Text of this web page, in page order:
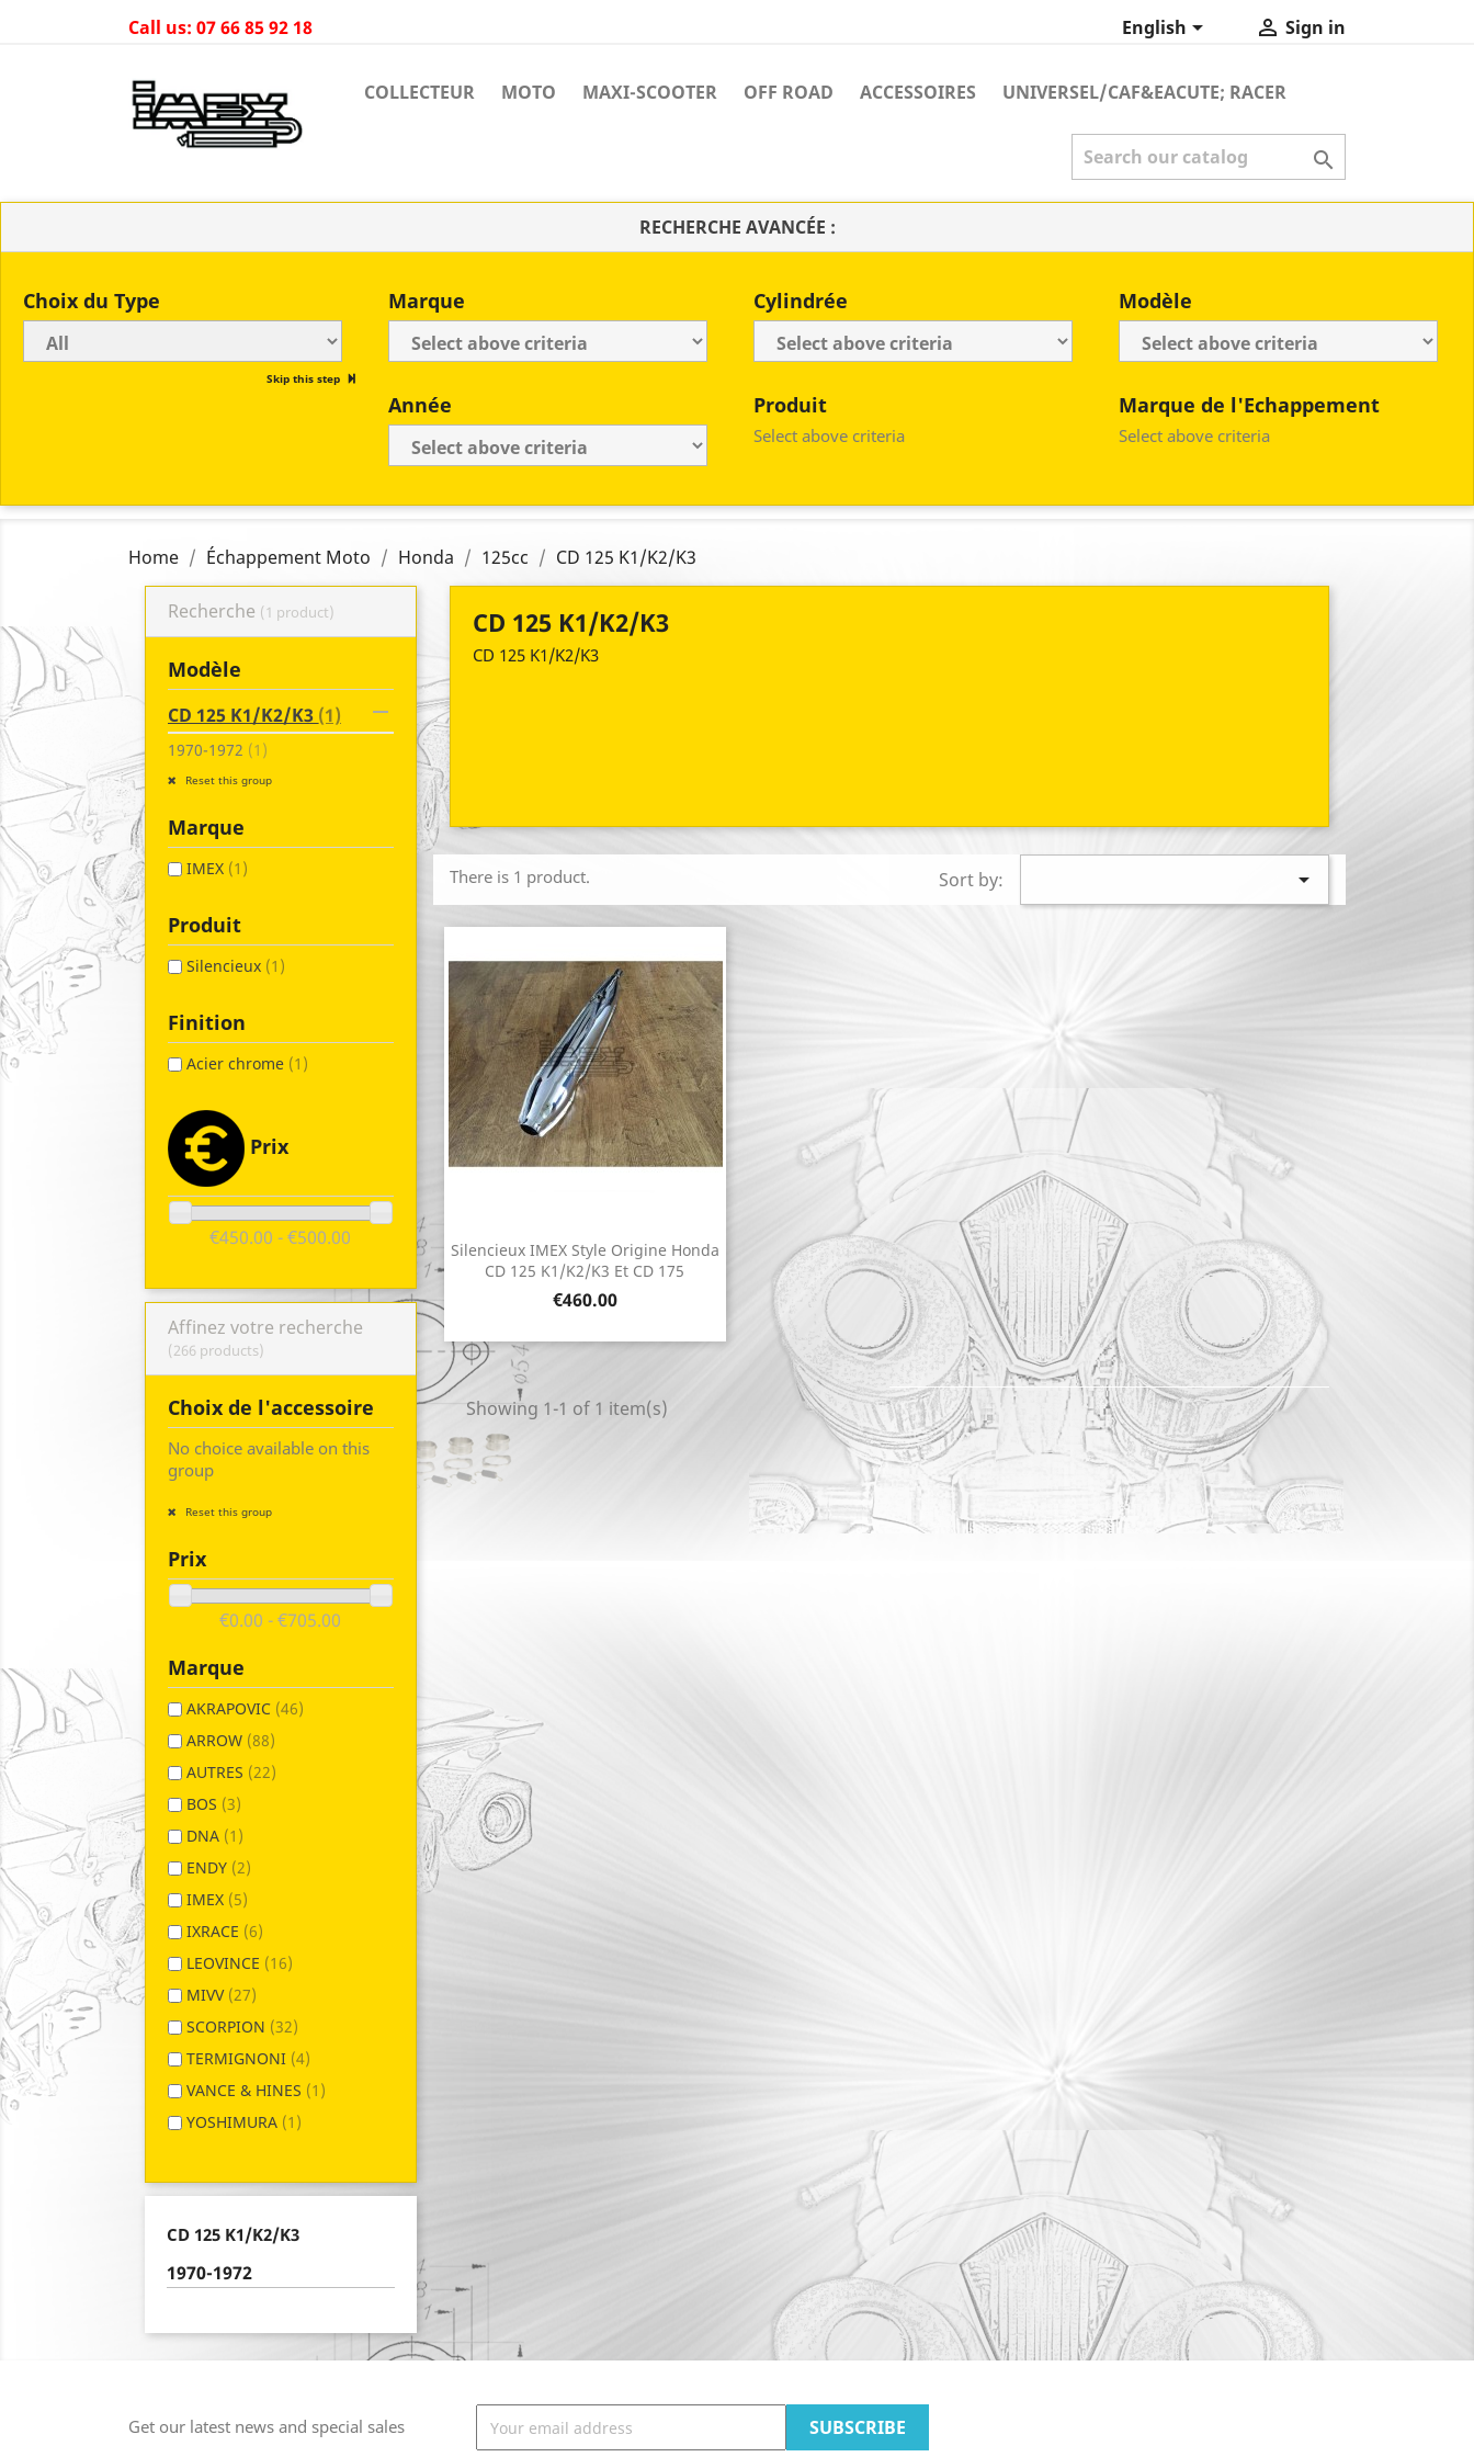
Call us: 07 66 85 92 18 English  Sign in
COLLECTEUR MOTO MAXI-SCOOTER OFF ROAD ACCESSOIRES UNIVERSEL/CAF&EACUTE; RACER

RECHERCHE AVANCÉE :
Choix du Type
Skip this step
Marque Cylindrée Modèle
Année Produit
Select above criteria
Marque de l'Echappement
Select above criteria
Home Échappement Moto Honda 125cc CD 125 K1/K2/K3
Recherche (1 product)
Modèle

CD 125 K1/K2/K3 (1)
1970-1972 (1)
Reset this group
Marque
IMEX (1)
Produit
Silencieux (1)
Finition
Acier chrome (1)
Prix
€450.00 - €500.00
Affinez votre recherche
(266 products)
Choix de l'accessoire
No choice available on this
group
Reset this group
Prix
€0.00 - €705.00
Marque
AKRAPOVIC (46)
ARROW (88)
AUTRES (22)
BOS (3)
DNA (1)
ENDY (2)
IMEX (5)
IXRACE (6)
LEOVINCE (16)
MIVV (27)
SCORPION (32)
TERMIGNONI (4)
VANCE & HINES (1)
YOSHIMURA (1)
CD 125 K1/K2/K3
1970-1972
CD 125 K1/K2/K3
CD 125 K1/K2/K3
There is 1 product. Sort by: 
Silencieux IMEX Style Origine Honda
CD 125 K1/K2/K3 Et CD 175
Price
€460.00
Quick view
Showing 1-1 of 1 item(s)
Get our latest news and special sales